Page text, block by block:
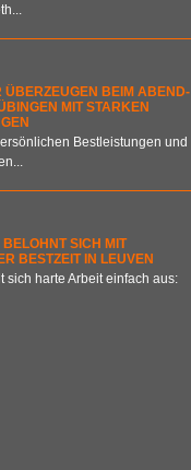
ÜBERZEUGEN BEIM ABEND-
MIT STARKEN
Bestleistungen und
SICH MIT
BESTZEIT IN LEUVEN
sich harte Arbeit einfach aus: